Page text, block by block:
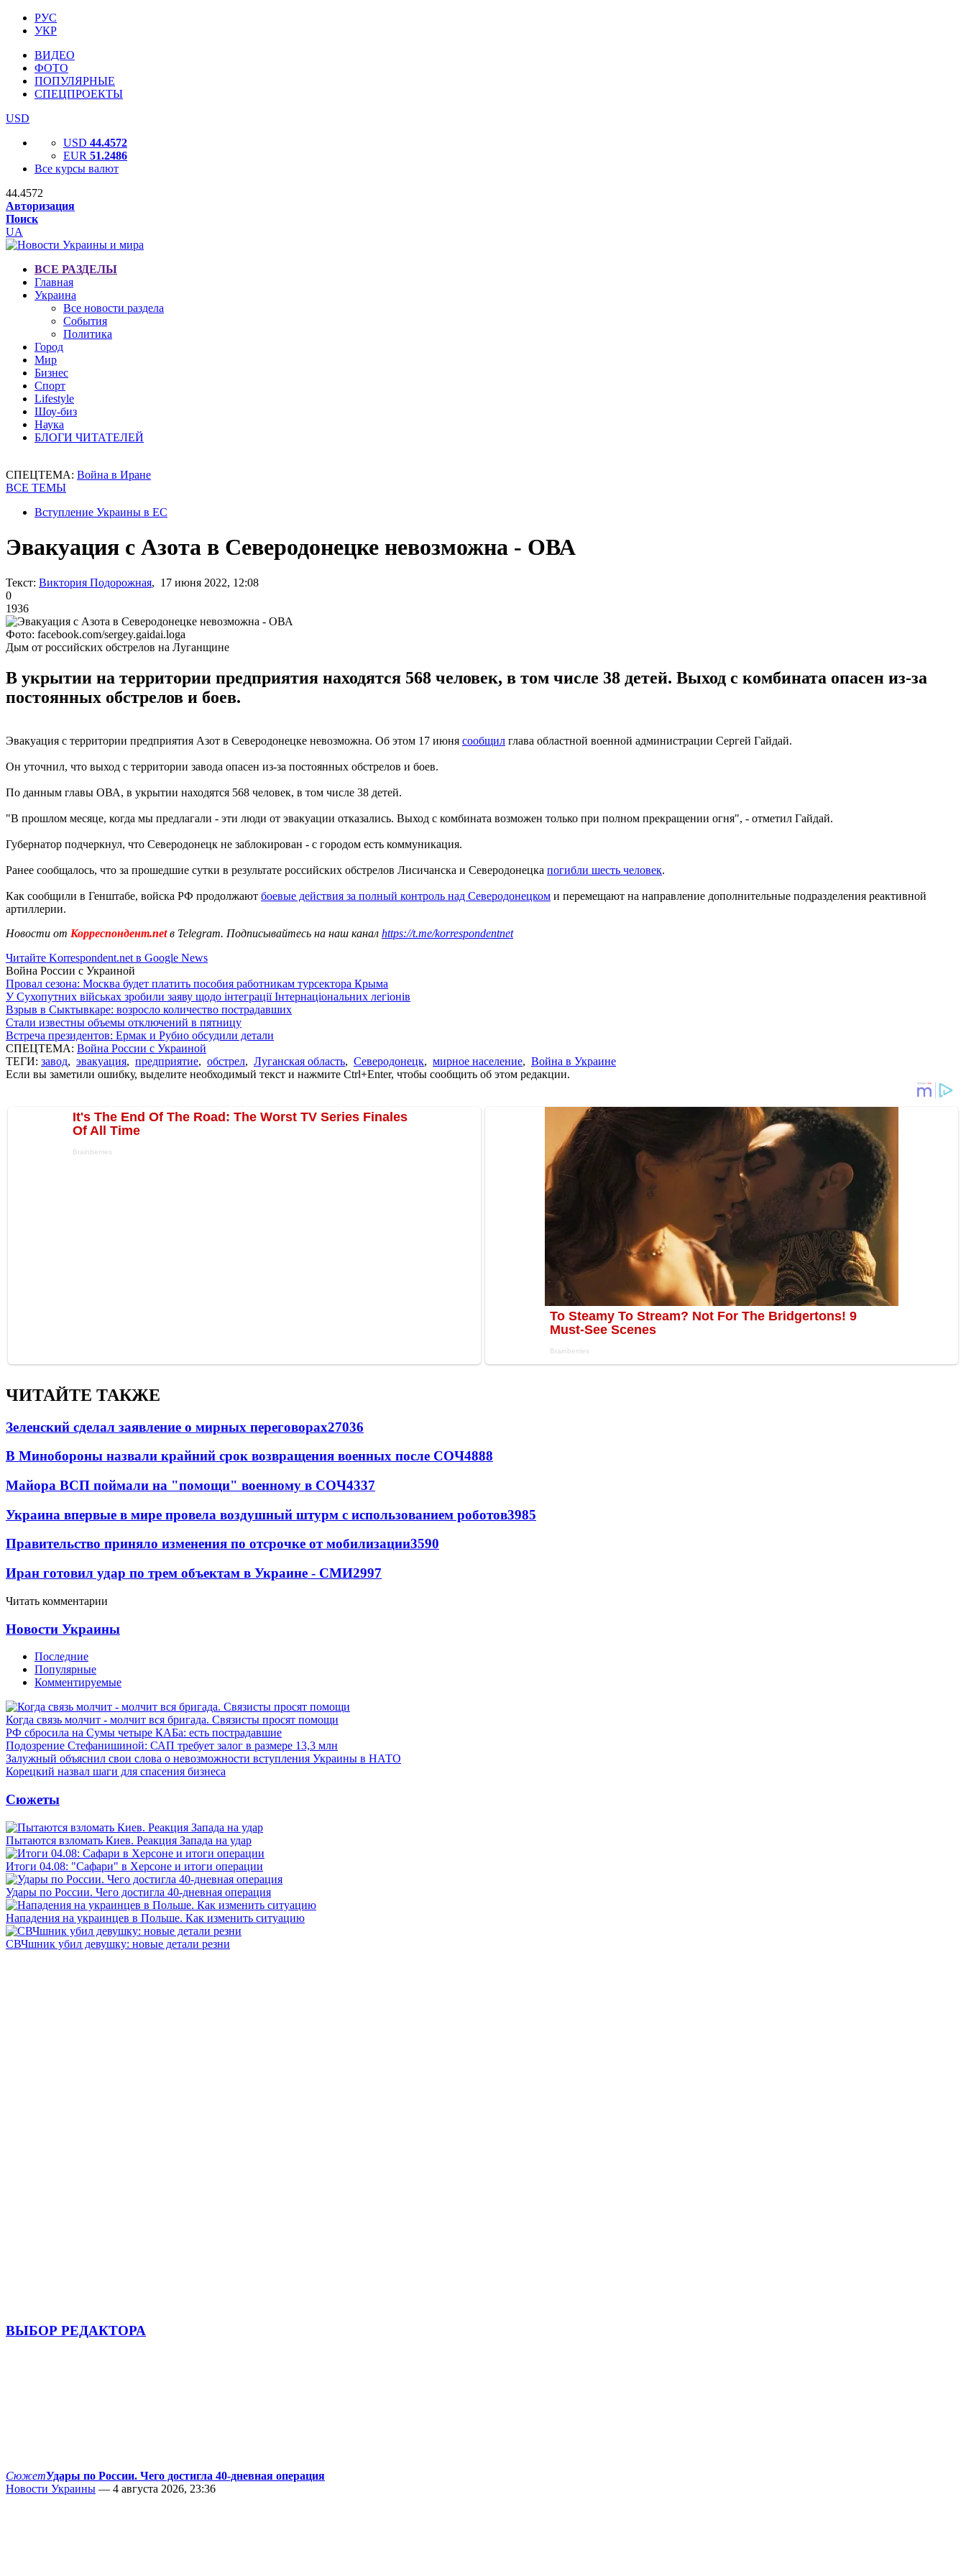
РУС
УКР
ВИДЕО
ФОТО
ПОПУЛЯРНЫЕ
СПЕЦПРОЕКТЫ
USD
USD 44.4572
EUR 51.2486
Все курсы валют
44.4572
Авторизация
Поиск
UA
ВСЕ РАЗДЕЛЫ
Главная
Украина
Все новости раздела
События
Политика
Город
Мир
Бизнес
Спорт
Lifestyle
Шоу-биз
Наука
БЛОГИ ЧИТАТЕЛЕЙ
СПЕЦТЕМА: Война в Иране
ВСЕ ТЕМЫ
Вступление Украины в ЕС
Эвакуация с Азота в Северодонецке невозможна - ОВА
Текст: Виктория Подорожная, 17 июня 2022, 12:08
0
1936
Фото: facebook.com/sergey.gaidai.loga
Дым от российских обстрелов на Луганщине
В укрытии на территории предприятия находятся 568 человек, в том числе 38 детей. Выход с комбината опасен из-за
постоянных обстрелов и боев.
Эвакуация с территории предприятия Азот в Северодонецке невозможна. Об этом 17 июня сообщил глава областной военной администрации Сергей Гайдай.
Он уточнил, что выход с территории завода опасен из-за постоянных обстрелов и боев.
По данным главы ОВА, в укрытии находятся 568 человек, в том числе 38 детей.
"В прошлом месяце, когда мы предлагали - эти люди от эвакуации отказались. Выход с комбината возможен только при полном прекращении огня", - отметил Гайдай.
Губернатор подчеркнул, что Северодонецк не заблокирован - с городом есть коммуникация.
Ранее сообщалось, что за прошедшие сутки в результате российских обстрелов Лисичанска и Северодонецка погибли шесть человек.
Как сообщили в Генштабе, войска РФ продолжают боевые действия за полный контроль над Северодонецком и перемещают на направление дополнительные подразделения реактивной
артиллерии.
Новости от Корреспондент.netв Telegram. Подписывайтесь на наш канал https://t.me/korrespondentnet
Читайте Korrespondent.net в Google News
Война России с Украиной
Провал сезона: Москва будет платить пособия работникам турсектора Крыма
У Сухопутних військах зробили заяву щодо інтеграції Інтернаціональних легіонів
Взрыв в Сыктывкаре: возросло количество пострадавших
Стали известны объемы отключений в пятницу
Встреча президентов: Ермак и Рубио обсудили детали
СПЕЦТЕМА: Война России с Украиной
ТЕГИ: завод, эвакуация, предприятие, обстрел, Луганская область, Северодонецк, мирное население, Война в Украине
Если вы заметили ошибку, выделите необходимый текст и нажмите Ctrl+Enter, чтобы сообщить об этом редакции.
ЧИТАЙТЕ ТАКЖЕ
Зеленский сделал заявление о мирных переговорах27036
В Минобороны назвали крайний срок возвращения военных после СОЧ4888
Майора ВСП поймали на "помощи" военному в СОЧ4337
Украина впервые в мире провела воздушный штурм с использованием роботов3985
Правительство приняло изменения по отсрочке от мобилизации3590
Иран готовил удар по трем объектам в Украине - СМИ2997
Читать комментарии
Новости Украины
Последние
Популярные
Комментируемые
Когда связь молчит - молчит вся бригада. Связисты просят помощи
РФ сбросила на Сумы четыре КАБа: есть пострадавшие
Подозрение Стефанишиной: САП требует залог в размере 13,3 млн
Залужный объяснил свои слова о невозможности вступления Украины в НАТО
Корецкий назвал шаги для спасения бизнеса
Сюжеты
Пытаются взломать Киев. Реакция Запада на удар
Итоги 04.08: "Сафари" в Херсоне и итоги операции
Удары по России. Чего достигла 40-дневная операция
Нападения на украинцев в Польше. Как изменить ситуацию
СВЧшник убил девушку: новые детали резни
ВЫБОР РЕДАКТОРА
СюжетУдары по России. Чего достигла 40-дневная операция
Новости Украины — 4 августа 2026, 23:36